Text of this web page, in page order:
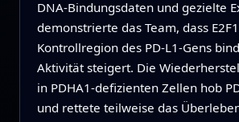
DNA‑Bindungsdaten und gezielte
demonstrierte das Team, dass
Kontrollregion des PD‑L1‑Gens
Aktivität steigert. Die
in PDHA1‑defizienten Zellen hob
und rettete teilweise das